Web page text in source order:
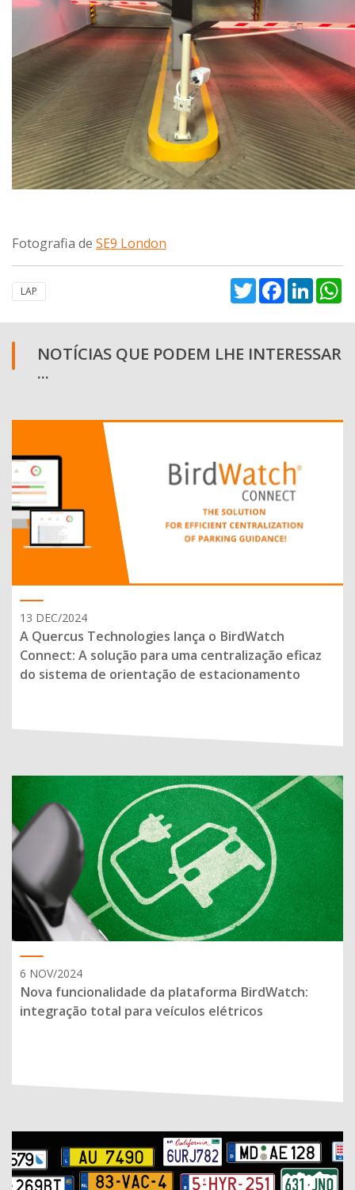
Fotografia de SE9 London
LAP TwitterFacebook
NOTÍCIAS QUE PODEM LHE INTERESSAR
...
13 DEC/2024
A Quercus Technologies lança o BirdWatch
Connect: A solução para uma centralização eficaz
do sistema de orientação de estacionamento
6 NOV/2024
Nova funcionalidade da plataforma BirdWatch:
integração total para veículos elétricos